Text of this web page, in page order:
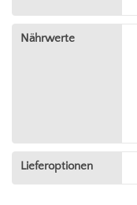
Nährwerte
Lieferoptionen